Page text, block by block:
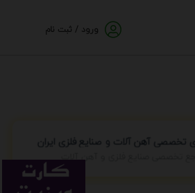
ورود / ثبت نام
تخصصی آهن آلات و صنایع فلزی ایران
تخصصی صنایع فلزی و آهن آلات